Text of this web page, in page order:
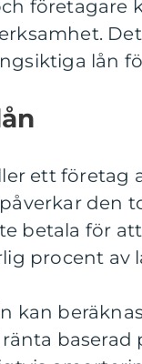
företagare
lån
ett företag
den
betala för
procent av
kan